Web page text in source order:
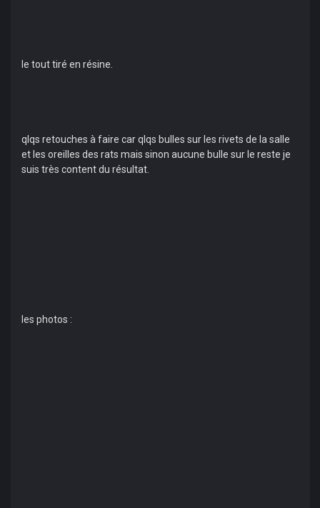
le tout tiré en résine.
qlqs retouches à faire car qlqs bulles sur les rivets de la salle
et les oreilles des rats mais sinon aucune bulle sur le reste je
suis très content du résultat.
les photos :